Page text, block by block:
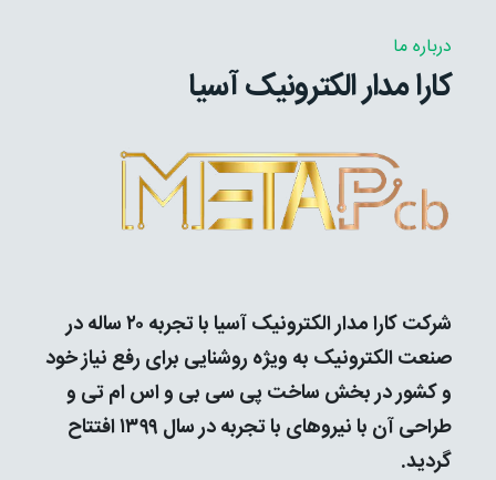
درباره ما
کارا مدار الکترونیک آسیا
شرکت کارا مدار الکترونیک آسیا با تجربه ۲۰ ساله در
صنعت الکترونیک به ویژه روشنایی برای رفع نیاز خود
و کشور در بخش ساخت پی سی بی و اس ام تی و
طراحی آن با نیروهای با تجربه در سال ۱۳۹۹ افتتاح
گردید.